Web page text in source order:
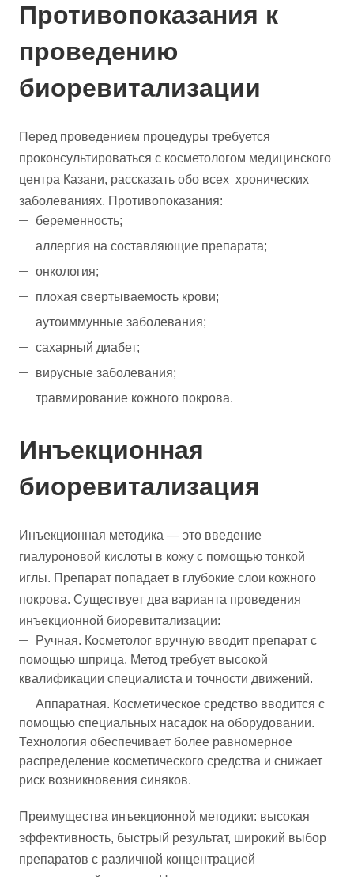
Противопоказания к
проведению
биоревитализации
Перед проведением процедуры требуется
проконсультироваться с косметологом медицинского
центра Казани, рассказать обо всех хронических
заболеваниях. Противопоказания:
беременность;
аллергия на составляющие препарата;
онкология;
плохая свертываемость крови;
аутоиммунные заболевания;
сахарный диабет;
вирусные заболевания;
травмирование кожного покрова.
Инъекционная
биоревитализация
Инъекционная методика — это введение
гиалуроновой кислоты в кожу с помощью тонкой
иглы. Препарат попадает в глубокие слои кожного
покрова. Существует два варианта проведения
инъекционной биоревитализации:
Ручная. Косметолог вручную вводит препарат с
помощью шприца. Метод требует высокой
квалификации специалиста и точности движений.
Аппаратная. Косметическое средство вводится с
помощью специальных насадок на оборудовании.
Технология обеспечивает более равномерное
распределение косметического средства и снижает
риск возникновения синяков.
Преимущества инъекционной методики: высокая
эффективность, быстрый результат, широкий выбор
препаратов с различной концентрацией